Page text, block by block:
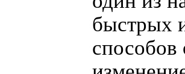
быстрых
способов